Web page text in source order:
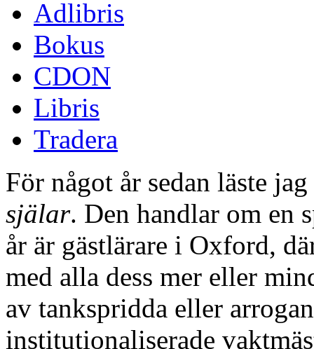
Adlibris
Bokus
CDON
Libris
Tradera
För något år sedan läste
själar. Den handlar om en
år är gästlärare i Oxford,
med alla dess mer eller
av tankspridda eller
institutionaliserade